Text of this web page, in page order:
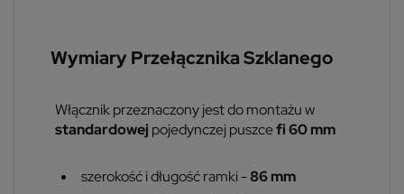
Wymiary Przełącznika Szklanego
Włącznik przeznaczony jest do montażu w
standardowej pojedynczej puszcefi 60 mm
szerokość i długość ramki -86 mm